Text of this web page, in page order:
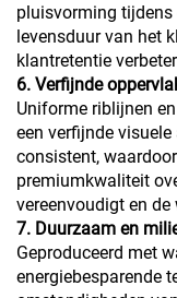
pluisvorming
levensduur van het
klantretentie
6. Verfijnde
Uniforme riblijnen
een verfijnde
consistent,
premiumkwaliteit
vereenvoudigt en
7. Duurzaam en
Geproduceerd met
energiebesparende